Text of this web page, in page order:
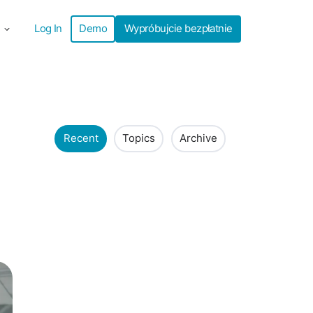
Log In Demo Wypróbujcie bezpłatnie
Recent Topics Archive